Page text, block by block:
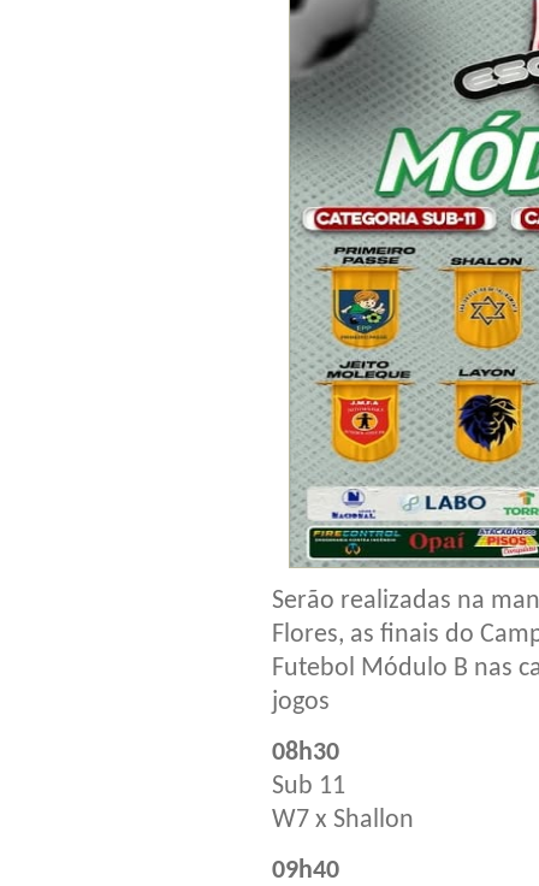
Serão realizadas na
Flores, as finais do
Futebol Módulo B nas
jogos
08h30
Sub 11
W7 x Shallon
09h40